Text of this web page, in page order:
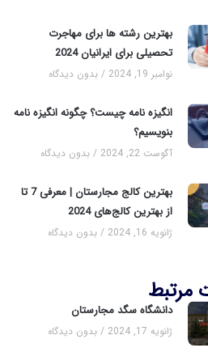
بهترین رشته ها برای مهاجرت
تحصیلی برای ایرانیان 2024
نوامبر 19, 2024 بدون دیدگاه
انگیزه نامه چیست؟ چگونه انگیزه نامه
بنویسیم؟
آگوست 22, 2024 بدون دیدگاه
بهترین کالج مجارستان | معرفی 7 تا
از بهترین کالج‌های 2024
ژانویه 16, 2024 بدون دیدگاه
مرتبط
دانشگاه سگد مجارستان
ژانویه 17, 2024 بدون دیدگاه